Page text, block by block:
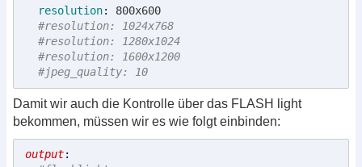
  resolution
: 800x600
#resolution: 1024x768
#resolution: 1280x1024
#resolution: 1600x1200
#jpeg_quality: 10
Damit wir auch die Kontrolle über das FLASH light
bekommen, müssen wir es wie folgt einbinden:
output